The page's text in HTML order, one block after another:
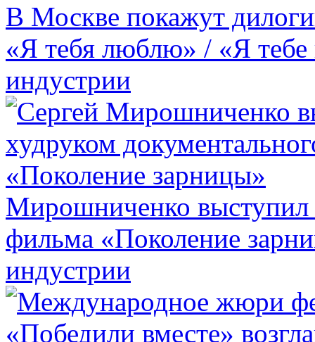
В Москве покажут
«Я тебя люблю» / «Я
индустрии
Мирошниченко выступил
фильма «Поколение
индустрии